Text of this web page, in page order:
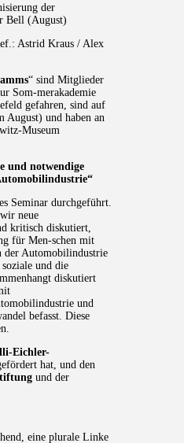
der
Bell (August)
Astrid Kraus / Alex
“ sind Mitglieder
Som-merakademie
gefahren, sind auf
August) und haben an
Museum
und notwendige
Seminar durchgeführt.
neue
kritisch diskutiert,
für Men-schen mit
der Automobilindustrie
und die
diskutiert
und
befasst. Diese
Eichler-
hat, und den
und der
eine plurale Linke